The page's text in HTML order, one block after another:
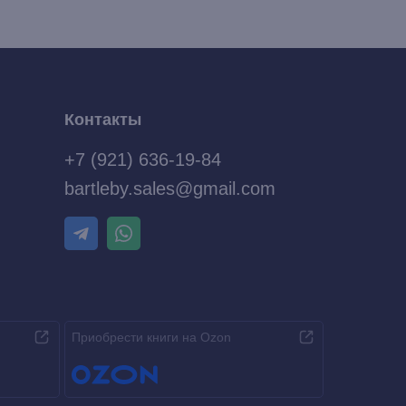
Контакты
+7 (921) 636-19-84
bartleby.sales@gmail.com
Приобрести книги на Ozon